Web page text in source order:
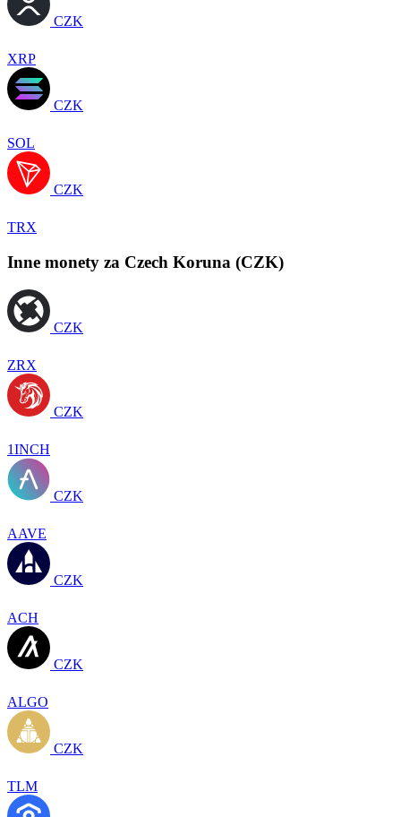
CZK
XRP
CZK
SOL
CZK
TRX
Inne monety za Czech Koruna (CZK)
CZK
ZRX
CZK
1INCH
CZK
AAVE
CZK
ACH
CZK
ALGO
CZK
TLM